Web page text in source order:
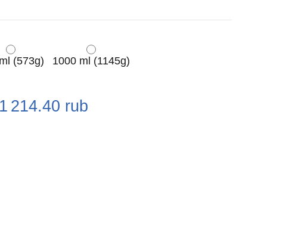
(573g)
1000 ml (1145g)
Price
1 214.40 rub